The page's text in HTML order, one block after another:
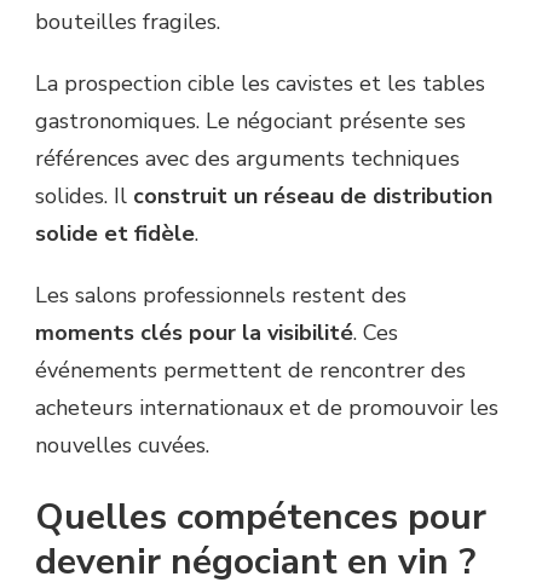
bouteilles fragiles.
La prospection cible les cavistes et les tables
gastronomiques. Le négociant présente ses
références avec des arguments techniques
solides. Il construit un réseau de distribution
solide et fidèle.
Les salons professionnels restent des
moments clés pour la visibilité. Ces
événements permettent de rencontrer des
acheteurs internationaux et de promouvoir les
nouvelles cuvées.
Quelles compétences pour
devenir négociant en vin ?